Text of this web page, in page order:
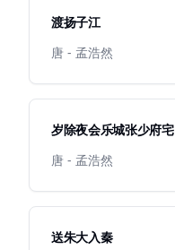
渡扬子江
唐 - 孟浩然
岁除夜会乐城张少府宅
唐 - 孟浩然
送朱大入秦